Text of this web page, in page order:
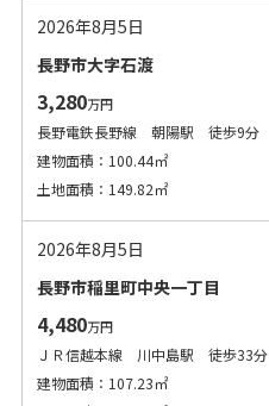
2026年8月5日
長野市大字石渡
3,280万円
長野電鉄長野線 朝陽駅 徒歩9分
建物面積：100.44㎡
土地面積：149.82㎡
2026年8月5日
長野市稲里町中央一丁目
4,480万円
ＪＲ信越本線 川中島駅 徒歩33分
建物面積：107.23㎡